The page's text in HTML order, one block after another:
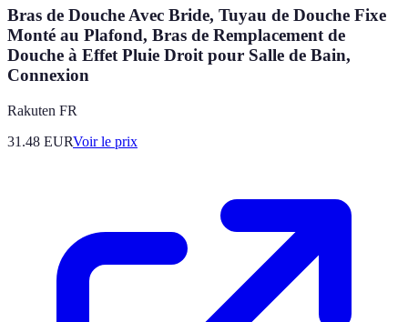
Bras de Douche Avec Bride, Tuyau de Douche Fixe
Monté au Plafond, Bras de Remplacement de
Douche à Effet Pluie Droit pour Salle de Bain,
Connexion
Rakuten FR
31.48 EURVoir le prix